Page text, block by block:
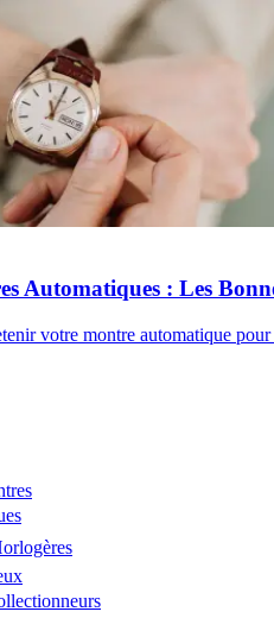
Automatiques : Les
votre montre automatique